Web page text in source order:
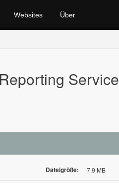
Websites Über
Dateigröße: 7.9 MB